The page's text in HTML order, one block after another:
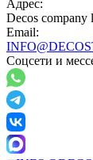
Адрес:
Decos
Email:
Соцсети и